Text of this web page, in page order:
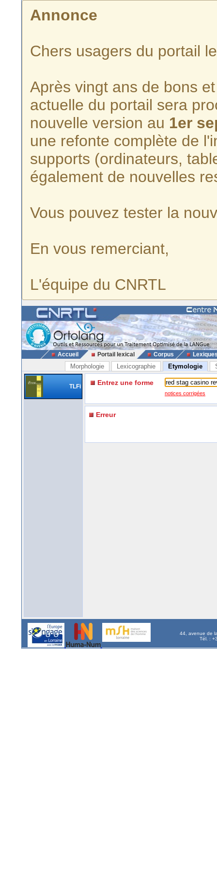
Annonce
Chers usagers du portail
Après vingt ans de bons
actuelle du portail sera
nouvelle version au 1er
une refonte complète de
supports (ordinateurs,
également de nouvelles
Vous pouvez tester la
En vous remerciant,
L'équipe du CNRTL
Accueil Portail lexical Corpus
Morphologie Lexicographie Etymologie
TLFi Entrez une forme
notices corrigées
Erreur
44, avenue de
Tél. :